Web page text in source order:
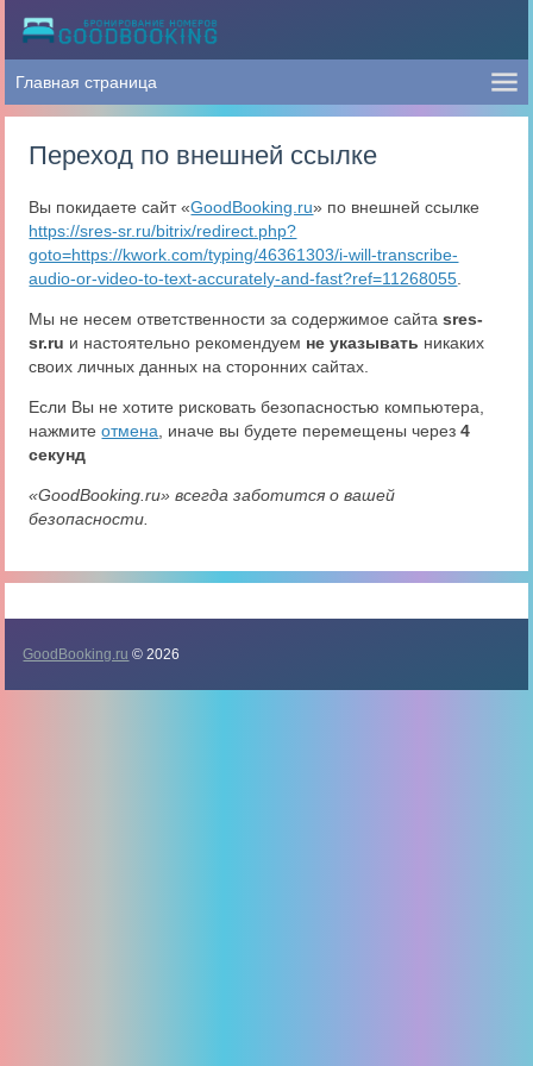
Переход по внешней ссылке
Вы покидаете сайт «GoodBooking.ru» по внешней ссылке
https://sres-sr.ru/bitrix/redirect.php?
goto=https://kwork.com/typing/46361303/i-will-transcribe-
audio-or-video-to-text-accurately-and-fast?ref=11268055
Мы не несем ответственности за содержимое сайтаsres-
sr.ru и настоятельно рекомендуем не указывать никаких
своих личных данных на сторонних сайтах.
Если Вы не хотите рисковать безопасностью компьютера,
нажмитеотмена , иначе вы будете перемещены через4
секунд
«GoodBooking.ru» всегда заботится о вашей
безопасности.
GoodBooking.ru © 2026